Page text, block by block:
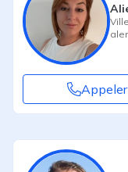
Appeler